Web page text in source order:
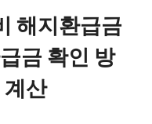
해지환급금
금 확인 방
계산